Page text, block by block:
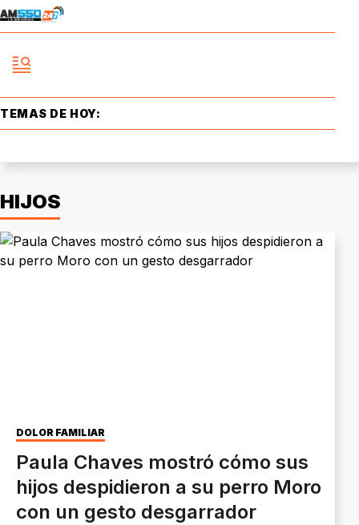
TEMAS DE HOY:
HIJOS
DOLOR FAMILIAR
Paula Chaves mostró cómo sus
hijos despidieron a su perro Moro
con un gesto desgarrador